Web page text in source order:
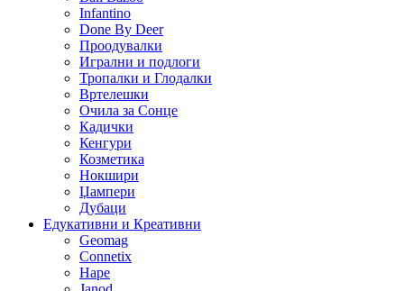
Infantino
Done By Deer
Проодувалки
Игрални и подлоги
Тропалки и Глодалки
Вртелешки
Очила за Сонце
Кадички
Кенгури
Козметика
Нокшири
Џампери
Дубаци
Едукативни и Креативни
Geomag
Connetix
Hape